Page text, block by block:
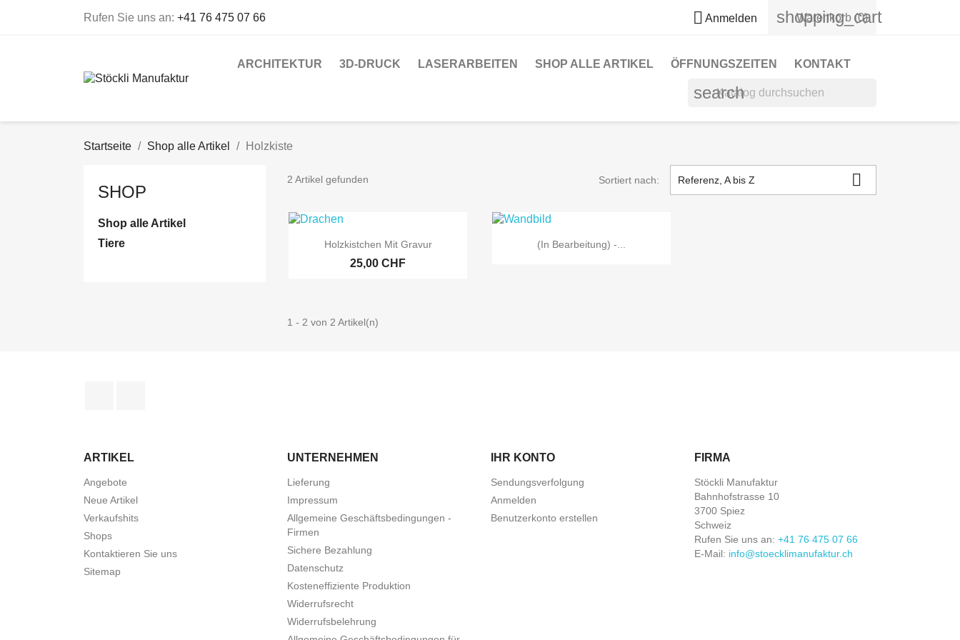
Rufen Sie uns an: +41 76 475 07 66  Anmelden shopping_cart
Warenkorb (0)
ARCHITEKTUR 3D-DRUCK LASERARBEITEN SHOP ALLE ARTIKEL ÖFFNUNGSZEITEN KONTAKT
search
Startseite Shop alle Artikel Holzkiste
SHOP
Shop alle Artikel
Tiere
2 Artikel gefunden Sortiert nach: Referenz, A bis Z 
 Vorschau
Holzkistchen Mit Gravur
25,00 CHF
 Vorschau
(in Bearbeitung) -...
1 - 2 von 2 Artikel(n)
ARTIKEL
Angebote
Neue Artikel
Verkaufshits
Shops
Kontaktieren Sie uns
Sitemap
UNTERNEHMEN
Lieferung
Impressum
Allgemeine Geschäftsbedingungen -
Firmen
Sichere Bezahlung
Datenschutz
Kosteneffiziente Produktion
Widerrufsrecht
Widerrufsbelehrung
IHR KONTO
Sendungsverfolgung
Anmelden
Benutzerkonto erstellen
FIRMA
Stöckli Manufaktur
Bahnhofstrasse 10
3700 Spiez
Schweiz
Rufen Sie uns an: +41 76 475 07 66
E-Mail: info@stoecklimanufaktur.ch